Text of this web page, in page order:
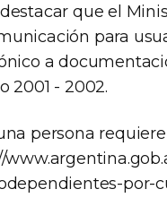
que el
para
a
2001 - 2002.
persona
por-